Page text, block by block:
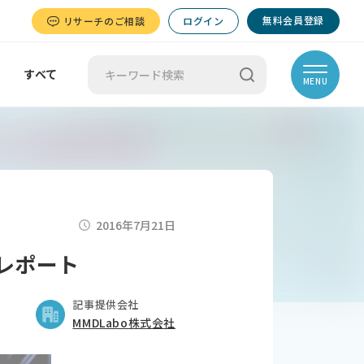
リサーチのご相談 ログイン 無料会員登録
すべて MENU
2016年7月21日
ポート
記事提供会社
MMDLabo株式会社